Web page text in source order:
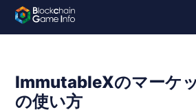
ImmutableXのマーケ
の使い方